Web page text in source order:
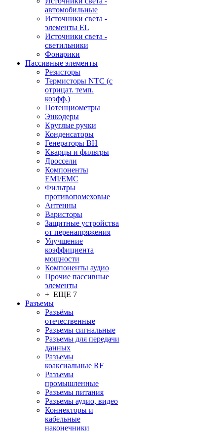
автомобильные
Источники света -
элементы EL
Источники света -
светильники
Фонарики
Пассивные элементы
Резисторы
Термисторы NTC (с
отрицат. темп.
коэфф.)
Потенциометры
Энкодеры
Круглые ручки
Конденсаторы
Генераторы ВН
Кварцы и фильтры
Дроссели
Компоненты
EMI/EMC
Фильтры
противопомеховые
Антенны
Варисторы
Защитные устройства
от перенапряжения
Улучшение
коэффициента
мощности
Компоненты аудио
Прочие пассивные
элементы
+ ЕЩЕ 7
Разъeмы
Разъёмы
отечественные
Разъeмы сигнальные
Разъeмы для передачи
данных
Разъeмы
коаксиальные RF
Разъeмы
промышленные
Разъeмы питания
Разъeмы аудио, видео
Коннекторы и
кабельные
наконечники